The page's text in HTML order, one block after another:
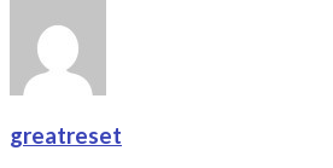
greatreset